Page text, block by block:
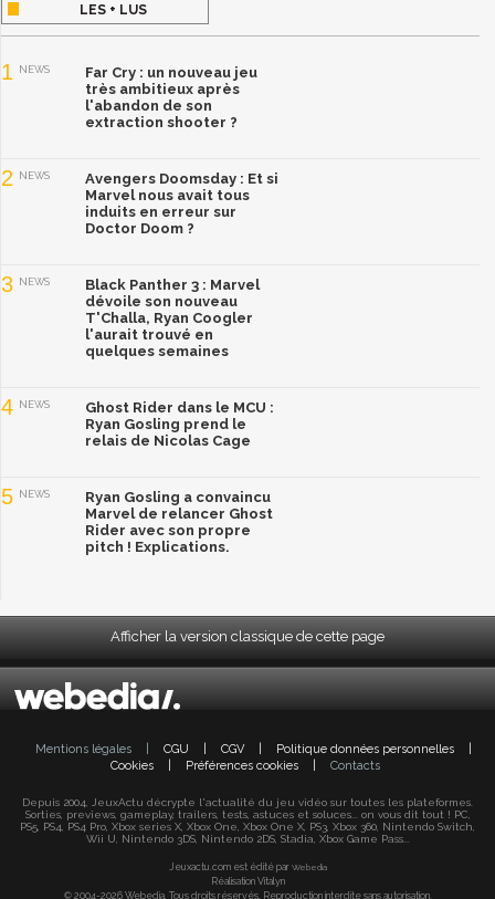
LES + LUS
1 NEWS
Far Cry : un nouveau jeu
très ambitieux après
l'abandon de son
extraction shooter ?
2 NEWS
Avengers Doomsday : Et si
Marvel nous avait tous
induits en erreur sur
Doctor Doom ?
3 NEWS
Black Panther 3 : Marvel
dévoile son nouveau
T'Challa, Ryan Coogler
l'aurait trouvé en
quelques semaines
4 NEWS
Ghost Rider dans le MCU :
Ryan Gosling prend le
relais de Nicolas Cage
5 NEWS
Ryan Gosling a convaincu
Marvel de relancer Ghost
Rider avec son propre
pitch ! Explications.
Afficher la version classique de cette page
Mentions légales CGU CGV Politique données personnelles
Cookies
Préférences cookies Contacts
Depuis 2004, JeuxActu décrypte l'actualité du jeu vidéo sur toutes les plateformes.
Sorties, previews, gameplay, trailers, tests, astuces et soluces... on vous dit tout ! PC,
PS5, PS4, PS4 Pro, Xbox series X, Xbox One, Xbox One X, PS3, Xbox 360, Nintendo Switch,
Wii U, Nintendo 3DS, Nintendo 2DS, Stadia, Xbox Game Pass...
Jeuxactu.com est édité par Webedia
Réalisation Vitalyn
© 2004-2026 Webedia. Tous droits réservés. Reproduction interdite sans autorisation.